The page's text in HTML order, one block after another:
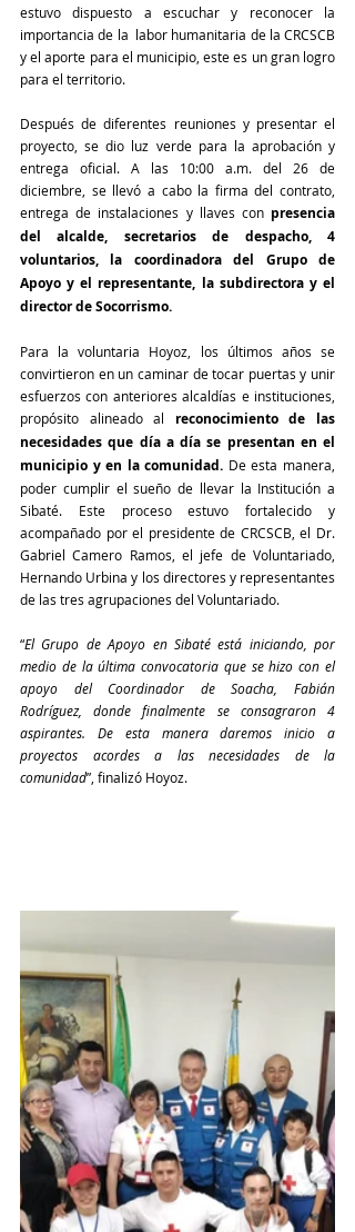
estuvo dispuesto a escuchar y reconocer la
importancia de la  labor humanitaria de la CRCSCB
y el aporte para el municipio, este es un gran logro
para el territorio.
Después de diferentes reuniones y presentar el
proyecto, se dio luz verde para la aprobación y
entrega oficial. A las 10:00 a.m. del 26 de
diciembre, se llevó a cabo la firma del contrato,
entrega de instalaciones y llaves con presencia
del alcalde, secretarios de despacho, 4
voluntarios, la coordinadora del Grupo de
Apoyo y el representante, la subdirectora y el
director de Socorrismo.
Para la voluntaria Hoyoz, los últimos años se
convirtieron en un caminar de tocar puertas y unir
esfuerzos con anteriores alcaldías e instituciones,
propósito alineado al reconocimiento de las
necesidades que día a día se presentan en el
municipio y en la comunidad. De esta manera,
poder cumplir el sueño de llevar la Institución a
Sibaté. Este proceso estuvo fortalecido y
acompañado por el presidente de CRCSCB, el Dr.
Gabriel Camero Ramos, el jefe de Voluntariado,
Hernando Urbina y los directores y representantes
de las tres agrupaciones del Voluntariado.
“El Grupo de Apoyo en Sibaté está iniciando, por
medio de la última convocatoria que se hizo con el
apoyo del Coordinador de Soacha, Fabián
Rodríguez, donde finalmente se consagraron 4
aspirantes. De esta manera daremos inicio a
proyectos acordes a las necesidades de la
comunidad”, finalizó Hoyoz.